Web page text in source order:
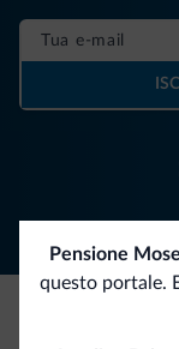
Pensione
questo portale.